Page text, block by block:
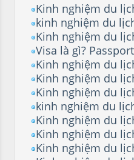
Kinh nghiệm du
kinh nghiệm du
Kinh nghiệm du
Visa là gì?
Kinh nghiệm du
Kinh nghiệm du
Kinh nghiệm du
kinh nghiệm du
Kinh nghiệm du
Kinh nghiệm du
Kinh nghiệm du